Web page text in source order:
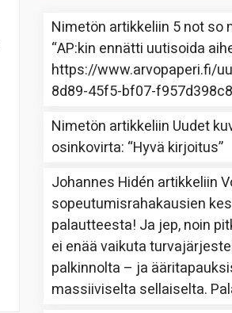
Nimetön artikkeliin 5 not so
“AP:kin ennätti uutisoida
https://www.arvopaperi.fi/
8d89-45f5-bf07-
Nimetön artikkeliin Uudet
osinkovirta: “Hyvä kirjoitus”
Johannes Hidén artikkeliin
sopeutumisrahakausien
palautteesta! Ja jep, noin
ei enää vaikuta
palkinnolta – ja
massiiviselta sellaiselta.